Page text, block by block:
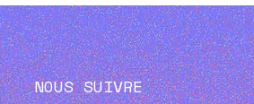
NOUS SUIVRE